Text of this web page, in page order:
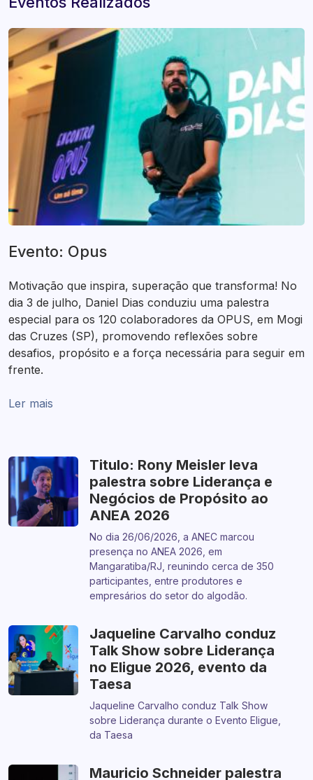
Motivação que inspira, superação que transforma! No
dia 3 de julho, Daniel Dias conduziu uma palestra
especial para os 120 colaboradores da OPUS, em Mogi
das Cruzes (SP), promovendo reflexões sobre
desafios, propósito e a força necessária para seguir em
Titulo: Rony Meisler leva
palestra sobre Liderança e
Negócios de Propósito ao
ANEA 2026
No dia 26/06/2026, a ANEC marcou
presença no ANEA 2026, em
Mangaratiba/RJ, reunindo cerca de 350
participantes, entre produtores e
Jaqueline Carvalho conduz
Talk Show sobre Liderança
no Eligue 2026, evento da
Taesa
Jaqueline Carvalho conduz Talk Show
sobre Liderança durante o Evento Eligue,